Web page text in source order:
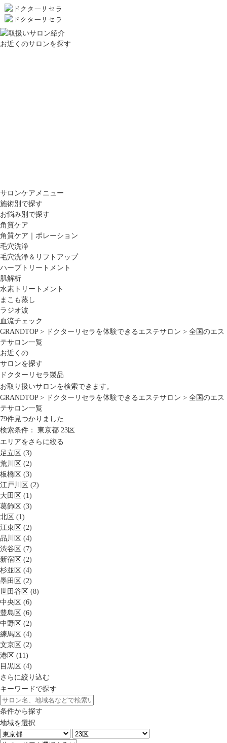
お近くのサロンを探す
サロンケアメニュー
施術別で探す
お悩み別で探す
角質ケア
角質ケア｜ポレーション
毛穴洗浄
毛穴洗浄＆リフトアップ
ハーブトリートメント
肌解析
水素トリートメント
まこも蒸し
ラジオ波
血流チェック
GRANDTOP> ドクターリセラを体験できるエステサロン > 全国のエス
テサロン一覧
お近くの
サロンを探す
ドクターリセラ製品
お取り扱いサロンを検索できます。
GRANDTOP> ドクターリセラを体験できるエステサロン > 全国のエス
テサロン一覧
79件見つかりました
検索条件：
東京都 23区
エリアをさらに絞る
足立区 (3)
荒川区 (2)
板橋区 (3)
江戸川区 (2)
大田区 (1)
葛飾区 (3)
北区 (1)
江東区 (2)
品川区 (4)
渋谷区 (7)
新宿区 (2)
杉並区 (4)
墨田区 (2)
世田谷区 (8)
中央区 (6)
豊島区 (6)
中野区 (2)
練馬区 (4)
文京区 (2)
港区 (11)
目黒区 (4)
さらに絞り込む
キーワードで探す
条件から探す
地域を選択